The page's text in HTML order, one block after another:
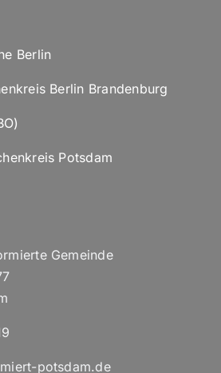
Berlin
Berlin Brandenburg
Potsdam
Gemeinde
potsdam.de